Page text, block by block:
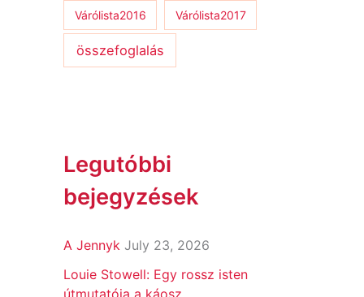
Várólista2016 Várólista2017
összefoglalás
Legutóbbi
bejegyzések
A Jennyk July 23, 2026
Louie Stowell: Egy ​rossz isten